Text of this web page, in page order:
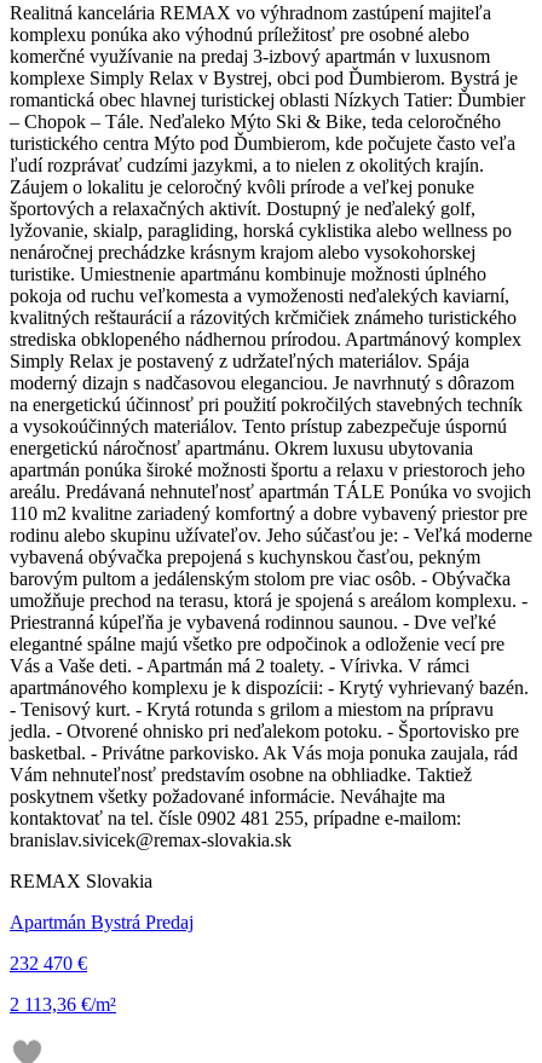
Realitná kancelária REMAX vo výhradnom zastúpení majiteľa
komplexu ponúka ako výhodnú príležitosť pre osobné alebo
komerčné využívanie na predaj 3-izbový apartmán v luxusnom
komplexe Simply Relax v Bystrej, obci pod Ďumbierom. Bystrá je
romantická obec hlavnej turistickej oblasti Nízkych Tatier: Ďumbier
– Chopok – Tále. Neďaleko Mýto Ski & Bike, teda celoročného
turistického centra Mýto pod Ďumbierom, kde počujete často veľa
ľudí rozprávať cudzími jazykmi, a to nielen z okolitých krajín.
Záujem o lokalitu je celoročný kvôli prírode a veľkej ponuke
športových a relaxačných aktivít. Dostupný je neďaleký golf,
lyžovanie, skialp, paragliding, horská cyklistika alebo wellness po
nenáročnej prechádzke krásnym krajom alebo vysokohorskej
turistike. Umiestnenie apartmánu kombinuje možnosti úplného
pokoja od ruchu veľkomesta a vymoženosti neďalekých kaviarní,
kvalitných reštaurácií a rázovitých krčmičiek známeho turistického
strediska obklopeného nádhernou prírodou. Apartmánový komplex
Simply Relax je postavený z udržateľných materiálov. Spája
moderný dizajn s nadčasovou eleganciou. Je navrhnutý s dôrazom
na energetickú účinnosť pri použití pokročilých stavebných techník
a vysokoúčinných materiálov. Tento prístup zabezpečuje úspornú
energetickú náročnosť apartmánu. Okrem luxusu ubytovania
apartmán ponúka široké možnosti športu a relaxu v priestoroch jeho
areálu. Predávaná nehnuteľnosť apartmán TÁLE Ponúka vo svojich
110 m2 kvalitne zariadený komfortný a dobre vybavený priestor pre
rodinu alebo skupinu užívateľov. Jeho súčasťou je: - Veľká moderne
vybavená obývačka prepojená s kuchynskou časťou, pekným
barovým pultom a jedálenským stolom pre viac osôb. - Obývačka
umožňuje prechod na terasu, ktorá je spojená s areálom komplexu. -
Priestranná kúpeľňa je vybavená rodinnou saunou. - Dve veľké
elegantné spálne majú všetko pre odpočinok a odloženie vecí pre
Vás a Vaše deti. - Apartmán má 2 toalety. - Vírivka. V rámci
apartmánového komplexu je k dispozícii: - Krytý vyhrievaný bazén.
- Tenisový kurt. - Krytá rotunda s grilom a miestom na prípravu
jedla. - Otvorené ohnisko pri neďalekom potoku. - Športovisko pre
basketbal. - Privátne parkovisko. Ak Vás moja ponuka zaujala, rád
Vám nehnuteľnosť predstavím osobne na obhliadke. Taktiež
poskytnem všetky požadované informácie. Neváhajte ma
kontaktovať na tel. čísle 0902 481 255, prípadne e-mailom:
branislav.sivicek@remax-slovakia.sk
REMAX Slovakia
Apartmán Bystrá Predaj
232 470 €
2 113,36 €/m²